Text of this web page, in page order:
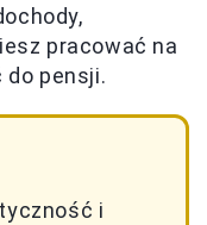
pracować na
do pensji.
i